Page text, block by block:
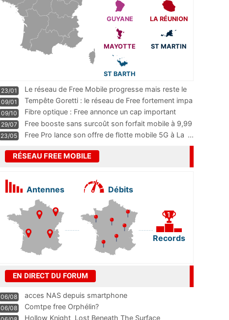
GUYANE LA RÉUNION
MAYOTTE ST MARTIN
ST BARTH
23/01
Le réseau de Free Mobile progresse mais reste le
m
...
09/01
Tempête Goretti : le réseau de Free fortement impa
09/10
Fibre optique : Free annonce un cap important
pass
...
29/07
Free booste sans surcoût son forfait mobile à 9,99
23/05 Free Pro lance son offre de flotte mobile 5G à La ...
RÉSEAU FREE MOBILE
Antennes Débits
Records
EN DIRECT DU FORUM
06/08 acces NAS depuis smartphone
06/08 Comtpe free Orphélin?
Hollow Knight  Lost Beneath The Surface